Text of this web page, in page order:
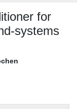
for
systems